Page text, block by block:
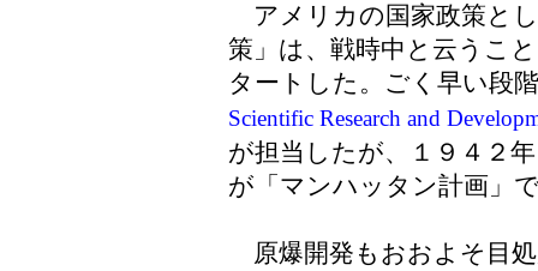
アメリカの国家政策と
策」は、戦時中と云うこ
タートした。ごく早い段
Scientific Research and
が担当したが、１９４２
が「マンハッタン計画」
原爆開発もおおよそ目